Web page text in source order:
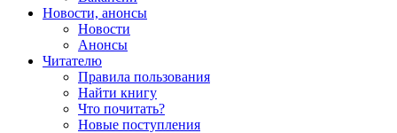
Новости, анонсы
Новости
Анонсы
Читателю
Правила пользования
Найти книгу
Что почитать?
Новые поступления